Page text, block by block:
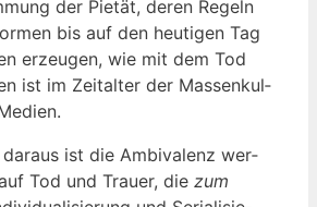
der Pie­tät, deren Regeln
bis auf den heu­ti­gen Tag
erzeu­gen, wie mit dem Tod
ist im Zeit­al­ter der Mas­sen­kul­
dar­aus ist die Ambi­va­lenz wer­
Tod und Trau­er, die zum